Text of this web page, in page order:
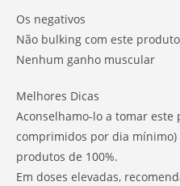
Os negativos
Não bulking com este produto
Nenhum ganho muscular
Melhores Dicas
Aconselhamo-lo a tomar este
comprimidos por dia mínimo)
produtos de 100%.
Em doses elevadas,